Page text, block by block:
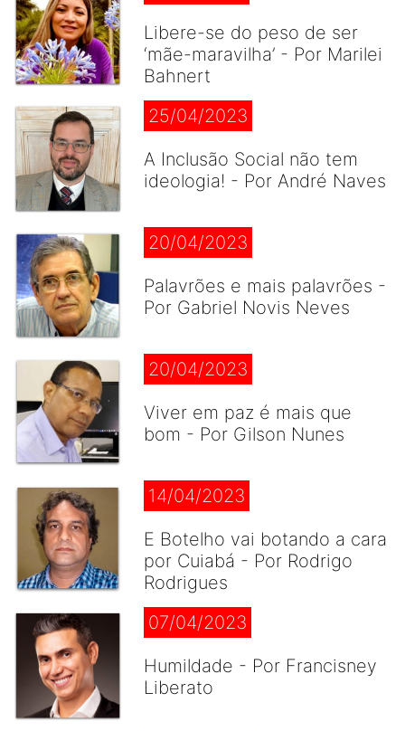
Libere-se do peso de ser
‘mãe-maravilha’ - Por Marilei
Bahnert
25/04/2023
A Inclusão Social não tem
ideologia! - Por André Naves
20/04/2023
Palavrões e mais palavrões -
Por Gabriel Novis Neves
20/04/2023
Viver em paz é mais que
bom - Por Gilson Nunes
14/04/2023
E Botelho vai botando a cara
por Cuiabá - Por Rodrigo
Rodrigues
07/04/2023
Humildade - Por Francisney
Liberato